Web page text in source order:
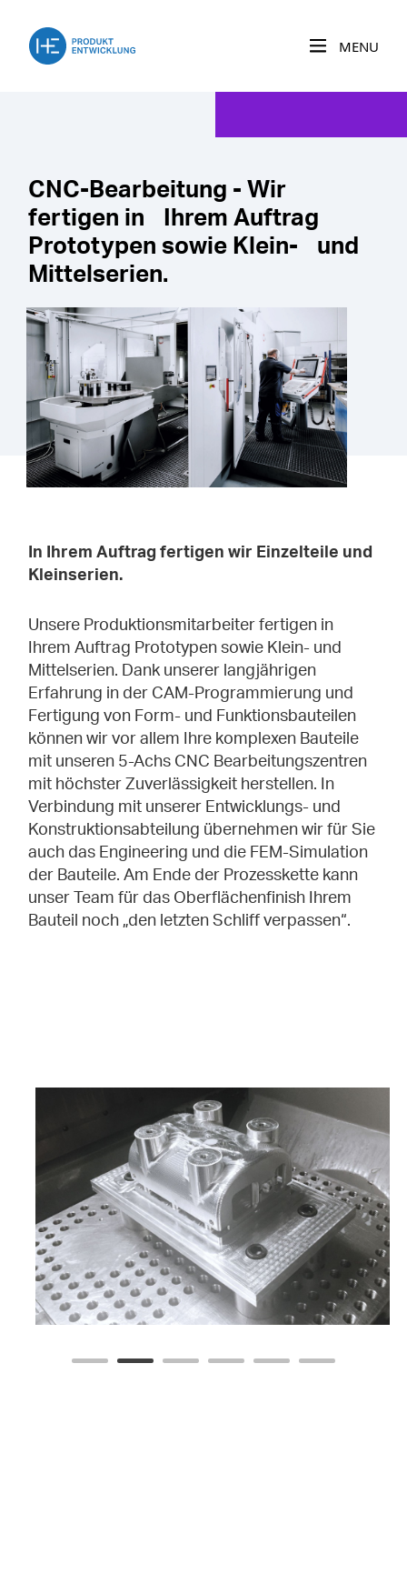
MENU
CNC-Bearbeitung - Wir
fertigen in Ihrem Auftrag
Prototypen sowie Klein- und
Mittelserien.
In Ihrem Auftrag fertigen wir Einzelteile und
Kleinserien.
Unsere Produktionsmitarbeiter fertigen in
Ihrem Auftrag Prototypen sowie Klein- und
Mittelserien. Dank unserer langjährigen
Erfahrung in der CAM-Programmierung und
Fertigung von Form- und Funktionsbauteilen
können wir vor allem Ihre komplexen Bauteile
mit unseren 5-Achs CNC Bearbeitungszentren
mit höchster Zuverlässigkeit herstellen. In
Verbindung mit unserer Entwicklungs- und
Konstruktionsabteilung übernehmen wir für Sie
auch das Engineering und die FEM-Simulation
der Bauteile. Am Ende der Prozesskette kann
unser Team für das Oberflächenfinish Ihrem
Bauteil noch „den letzten Schliff verpassen“.